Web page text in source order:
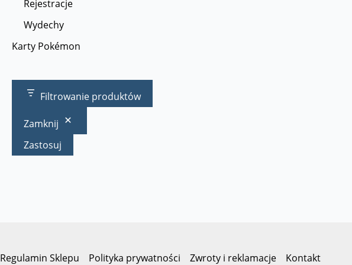
Rejestracje
Wydechy
Karty Pokémon
Filtrowanie produktów
Zamknij
Zastosuj
Regulamin Sklepu Polityka prywatności Zwroty i reklamacje Kontakt